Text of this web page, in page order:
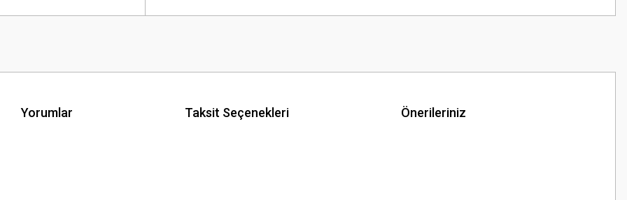
Yorumlar Taksit Seçenekleri Önerileriniz